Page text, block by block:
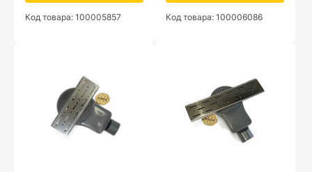
Код товара: 100005857 Код товара: 100006086